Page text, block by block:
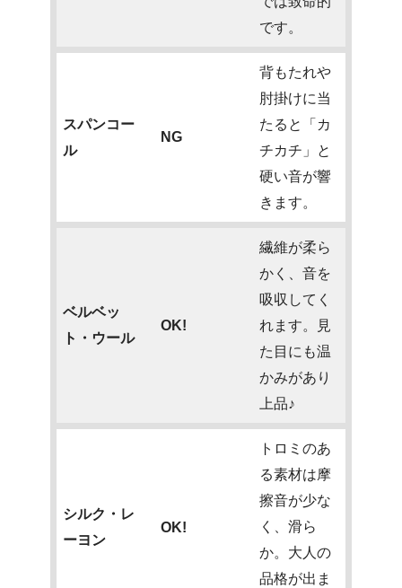
です。
スパンコー
ル
NG
背もたれや
肘掛けに当
たると「カ
チカチ」と
硬い音が響
きます。
ベルベッ
ト・ウール
OK!
繊維が柔ら
かく、音を
吸収してく
れます。見
た目にも温
かみがあり
上品♪
シルク・レ
ーヨン
OK!
トロミのあ
る素材は摩
擦音が少な
く、滑ら
か。大人の
品格が出ま